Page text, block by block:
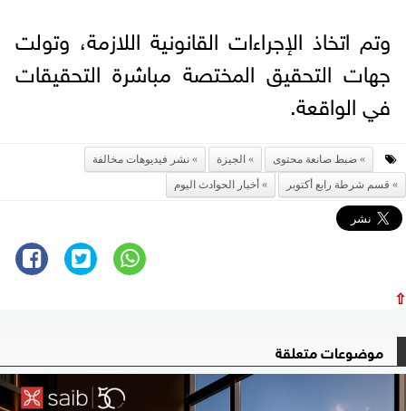
وتم اتخاذ الإجراءات القانونية اللازمة، وتولت
جهات التحقيق المختصة مباشرة التحقيقات
في الواقعة.
ضبط صانعة محتوى الجيزة
نشر فيديوهات مخالفة
قسم شرطة رابع أكتوبر
أخبار الحوادث اليوم
⇧
موضوعات متعلقة